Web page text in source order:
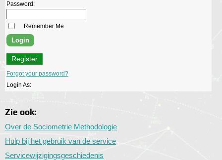
Password:
Remember Me
Register
Forgot your password?
Login As:
Zie ook:
Over de Sociometrie Methodologie
Hulp bij het gebruik van de service
Servicewijzigingsgeschiedenis